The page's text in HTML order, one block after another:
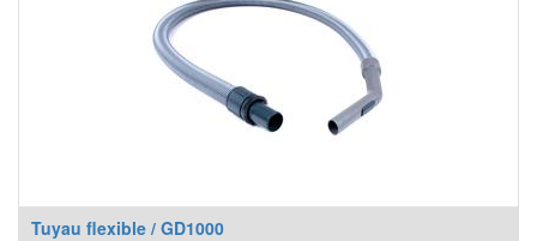
Tuyau flexible / GD1000